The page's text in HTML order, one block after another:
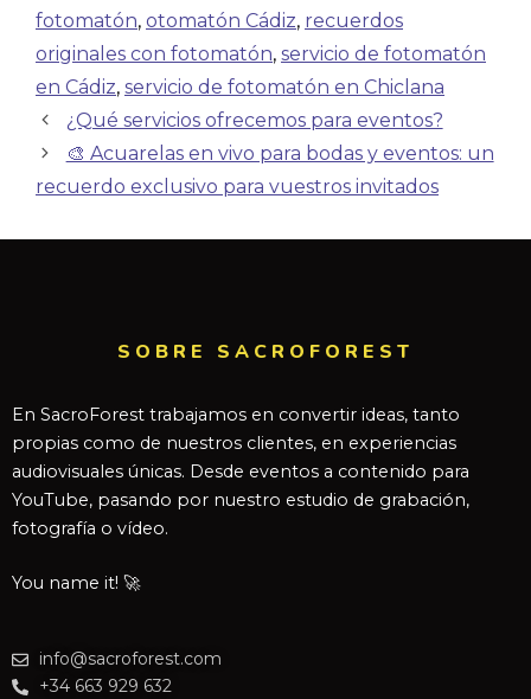
fotomatón, otomatón Cádiz, recuerdos
originales con fotomatón, servicio de fotomatón
en Cádiz, servicio de fotomatón en Chiclana
¿Qué servicios ofrecemos para eventos?
🎨 Acuarelas en vivo para bodas y eventos: un
recuerdo exclusivo para vuestros invitados
SOBRE SACROFOREST
En SacroForest trabajamos en convertir ideas, tanto
propias como de nuestros clientes, en experiencias
audiovisuales únicas. Desde eventos a contenido para
YouTube, pasando por nuestro estudio de grabación,
fotografía o vídeo.
You name it! 🚀
info@sacroforest.com
+34 663 929 632